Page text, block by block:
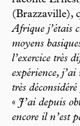
(Brazzaville),
Afrique j’étais
moyens
l’exercice très
expérience,
très
« J’ai depuis
encore il n’est